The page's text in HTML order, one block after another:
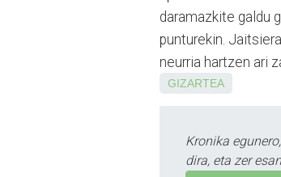
daramazkite galdu
punturekin.
neurria hartzen ari
GIZARTEA
Kronika
dira, eta zer